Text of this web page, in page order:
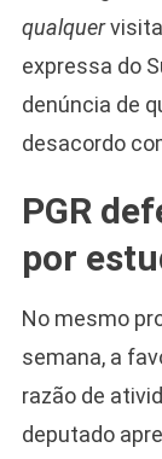
qualquervisita
expressa do
denúncia de
desacordo
PGR
por
No mesmo
semana, a
razão de
deputado